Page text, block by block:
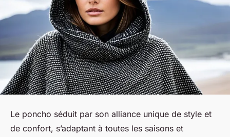
Le poncho séduit par son alliance unique de style et
de confort, s’adaptant à toutes les saisons et